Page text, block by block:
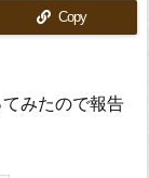
Copy
みたので報告